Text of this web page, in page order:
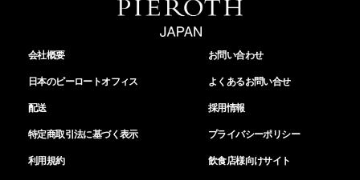
会社概要
日本のピーロートオフィス
配送
特定商取引法に基づく表示
利用規約
お問い合わせ
よくあるお問い合せ
採用情報
プライバシーポリシー
飲食店様向けサイト